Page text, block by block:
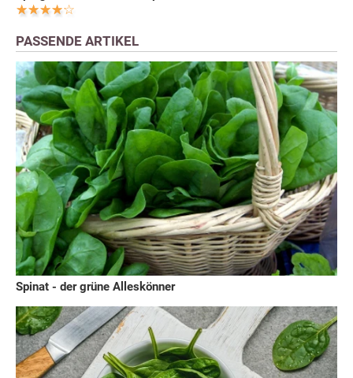
PASSENDE ARTIKEL
Spinat - der grüne Alleskönner